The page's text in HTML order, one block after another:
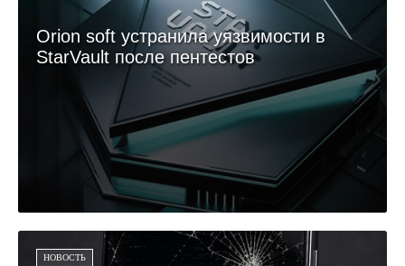
Orion soft устранила уязвимости в
StarVault после пентестов
НОВОСТЬ